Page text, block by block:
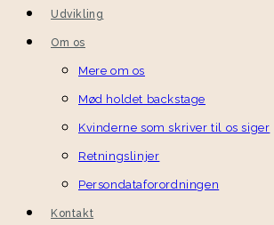
Udvikling
Om os
Mere om os
Mød holdet backstage
Kvinderne som skriver til os siger
Retningslinjer
Persondataforordningen
Kontakt